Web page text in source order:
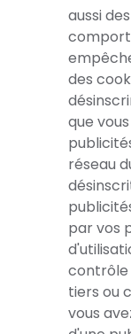
aussi
des
que
réseau
par vos
contrôle
tiers ou
vous